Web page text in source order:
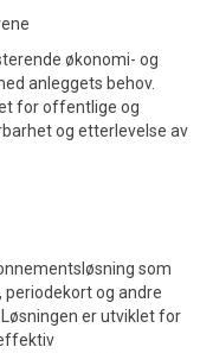
økonomi- og
anleggets behov.
for offentlige og
og etterlevelse av
som
og andre
er utviklet for